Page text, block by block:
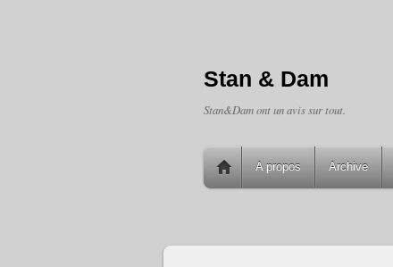
Stan & Dam
Stan&Dam ont un avis sur tout.
A propos Archive